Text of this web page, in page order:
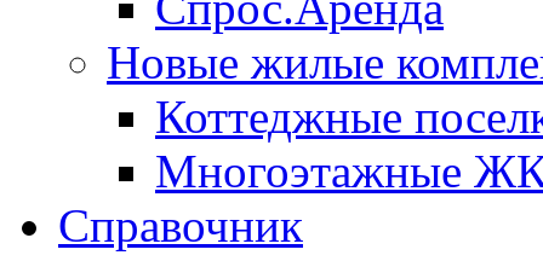
Новые жилые
Коттеджные
Многоэтажные
Справочник